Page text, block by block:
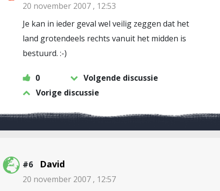
20 november 2007 , 12:53
Je kan in ieder geval wel veilig zeggen dat het
land grotendeels rechts vanuit het midden is
bestuurd. :-)
0
Volgende discussie
Vorige discussie
#6 David
20 november 2007 , 12:57